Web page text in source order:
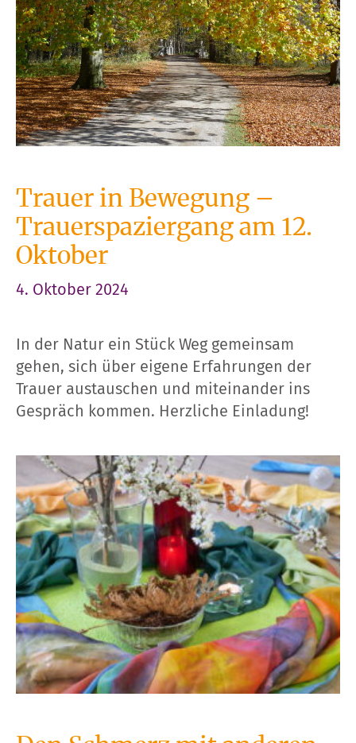
Trauer in Bewegung –
Trauerspaziergang am 12.
Oktober
4. Oktober 2024
In der Natur ein Stück Weg gemeinsam
gehen, sich über eigene Erfahrungen der
Trauer austauschen und miteinander ins
Gespräch kommen. Herzliche Einladung!